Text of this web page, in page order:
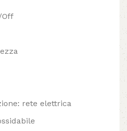
rete elettrica